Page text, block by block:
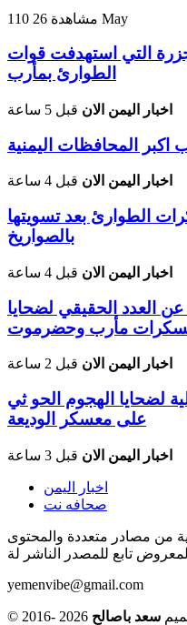
110 مشاهدة 26 May
التي استهدفت قوات
الطوارئ بمأرب
اخبار اليمن الان قبل 5 ساعة
المحافظات اليمنية
اخبار اليمن الان قبل 4 ساعة
الطوارئ بعد تسويتها
بالصواريخ
اخبار اليمن الان قبل 4 ساعة
العدد الحقيقي لضحايا
مأرب وحضرموت
اخبار اليمن الان قبل 2 ساعة
لضحايا الهجوم الحو ثي
على معسكر الوديعة
اخبار اليمن الان قبل 3 ساعة
اخبار اليمن
صحافه نت
من مصادر متعددة والمحتوى
المعروض تابع للمصدر الناشر لة
yemenvibe@gmail.com
سعد باصالح